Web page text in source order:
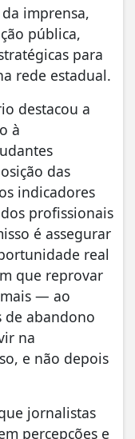
imprensa,
pública,
para
rede estadual.
destacou a
à
das
indicadores
profissionais
é assegurar
real
que reprovar
— ao
de abandono
na
e não depois
jornalistas
percepções e